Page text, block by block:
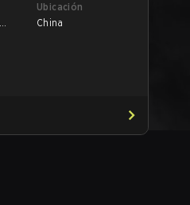
Ubicación
China